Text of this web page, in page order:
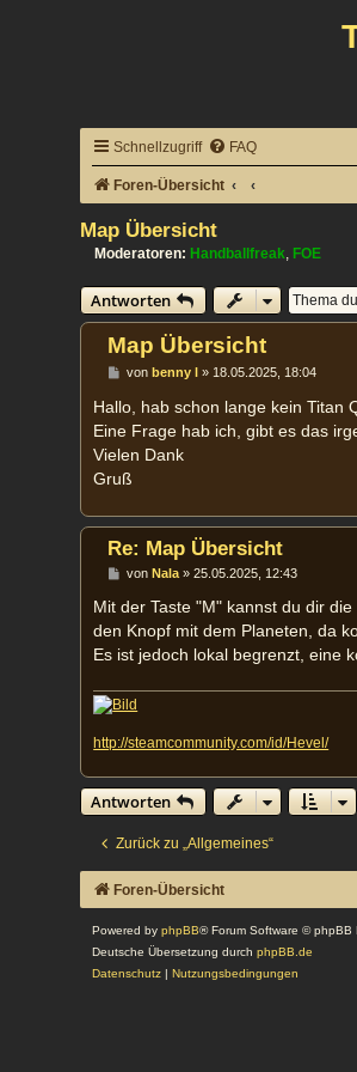
Schnellzugriff FAQ
Foren-Übersicht
Map Übersicht
Moderatoren: Handballfreak, FOE
Antworten
Map Übersicht
B
i
r
g
von benny l » 18.05.2025, 18:04
Hallo, hab schon lange kein Titan
Eine Frage hab ich, gibt es das
Vielen Dank
Gruß
Re: Map Übersicht
B
i
a
g
vonNala »25.05.2025, 12:43
Mit der Taste "M" kannst du dir
den Knopf mit dem Planeten, da
Es ist jedoch lokal begrenzt, eine
http://steamcommunity.com/id/Hevel/
Antworten
Zurück zu „Allgemeines“
Foren-Übersicht
Powered byphpBB® Forum Software © phpBB
Deutsche Übersetzung durchphpBB.de
Datenschutz |Nutzungsbedingungen